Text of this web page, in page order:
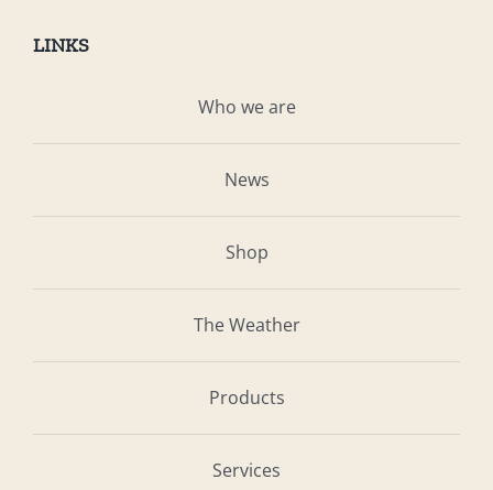
LINKS
Who we are
News
Shop
The Weather
Products
Services